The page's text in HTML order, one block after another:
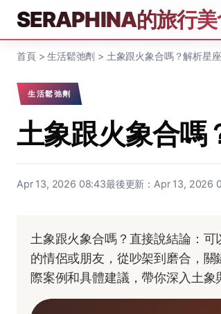
SERAPHINA的旅行
首頁>生活鬆弛劑 > 土象跟火象合嗎？解析星
生活鬆弛劑
土象跟火象合嗎
Apr 13, 2026 08:43最後更新：Apr 13, 2026
土象跟火象合嗎？直接說結論：
的情侶或朋友，從吵架到磨合，
際案例和具體建議，帶你深入土象